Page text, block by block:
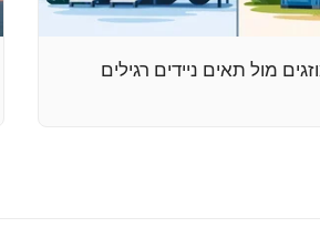
מול תאים ניידים רגילים